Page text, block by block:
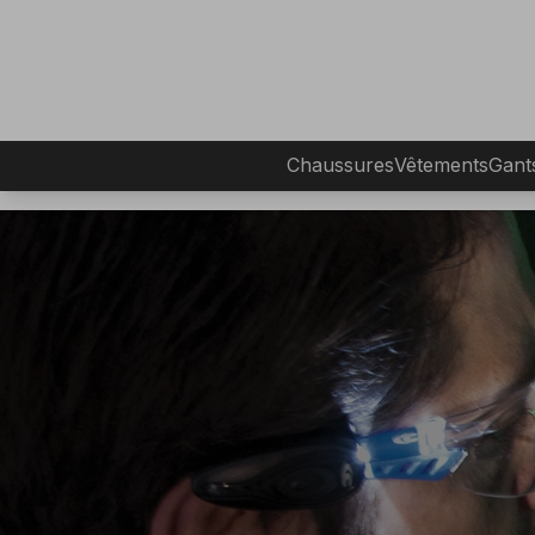
ChaussuresVêtements